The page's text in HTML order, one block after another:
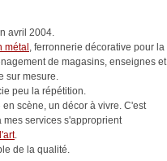
avril 2004.
métal , ferronnerie décorative pour la
de magasins, enseignes et
sur mesure.
peu la répétition.
scène, un décor à vivre. C'est
services s'approprient
.
de la qualité.